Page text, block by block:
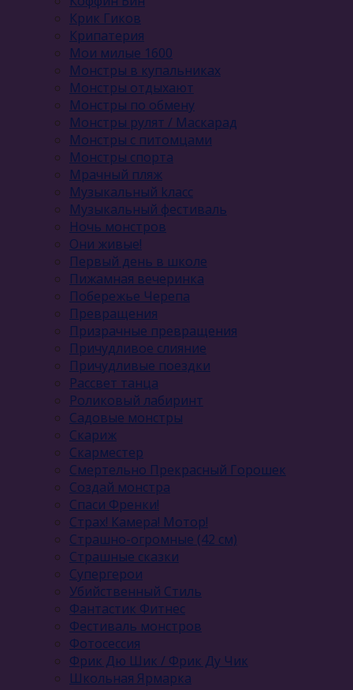
Крик Гиков
Крипатерия
Мои милые 1600
Монстры в купальниках
Монстры отдыхают
Монстры по обмену
Монстры рулят / Маскарад
Монстры с питомцами
Монстры спорта
Мрачный пляж
Музыкальный kласс
Музыкальный фестиваль
Ночь монстров
Они живые!
Первый день в школе
Пижамная вечеринка
Побережье Черепа
Превращения
Призрачные превращения
Причудливое слияние
Причудливые поездки
Рассвет танца
Роликовый лабиринт
Садовые монстры
Скариж
Скарместер
Смертельно Прекрасный Горошек
Создай монстра
Спаси Френки!
Страх! Камера! Мотор!
Страшно-огромные (42 см)
Страшные сказки
Супергерои
Убийственный Стиль
Фантастик Фитнес
Фестиваль монстров
Фотосессия
Фрик Дю Шик / Фрик Ду Чик
Школьная Ярмарка